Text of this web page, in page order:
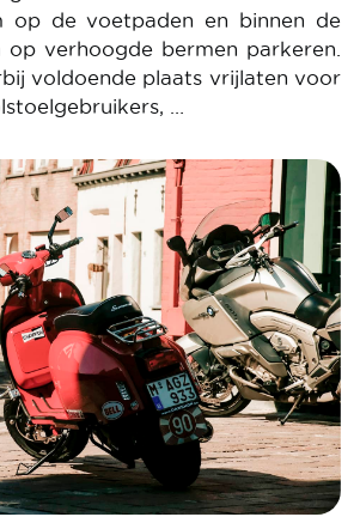
op de voetpaden en binnen de
verhoogde bermen parkeren.
voldoende plaats vrijlaten voor
…